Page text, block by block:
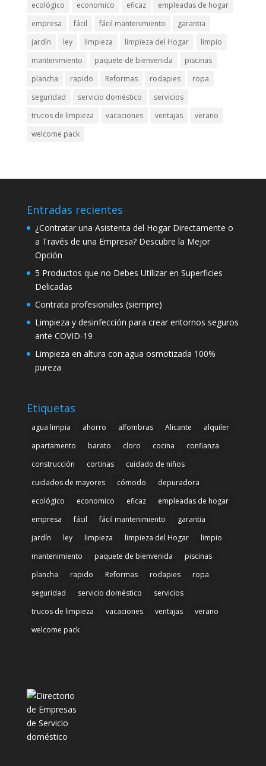
ecológico
economico eficaz
empleadas de hogar
empresa
fácil fácil mantenimiento
garantia
jardín
ley limpieza limpieza del Hogar
limpio
mantenimiento
paquete de bienvenida
piscinas
plancha
rapido Reformas rodapies
ropa
seguridad
servicio doméstico
servicios
trucos de limpieza
vacaciones ventajas
verano
welcome pack
Entradas recientes
¿Contratar una Asistenta del Hogar Directamente o
a Través de una Empresa? Descubre la Mejor
Opción
5 Productos que no Debes Utilizar en Superficies
Delicadas
Contrata profesionales (siempre)
Limpieza y desinfección para crear entornos seguros
ante COVID-19
Limpieza en altura con agua osmotizada 100%
pureza
Etiquetas
agua limpia ahorro alfombras Alicante
alquiler
apartamento
barato cloro cocina
confianza
construcción
cortinas
cuidado de niños
cuidados de mayores
cómodo
depuradora
ecológico
economico eficaz
empleadas de hogar
empresa
fácil fácil mantenimiento
garantia
jardín
ley limpieza limpieza del Hogar
limpio
mantenimiento
paquete de bienvenida
piscinas
plancha
rapido Reformas rodapies
ropa
seguridad
servicio doméstico
servicios
trucos de limpieza
vacaciones ventajas
verano
welcome pack